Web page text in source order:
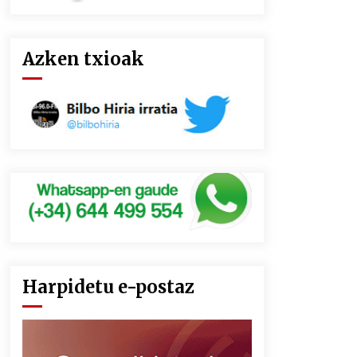
Azken txioak
Harpidetu e-postaz